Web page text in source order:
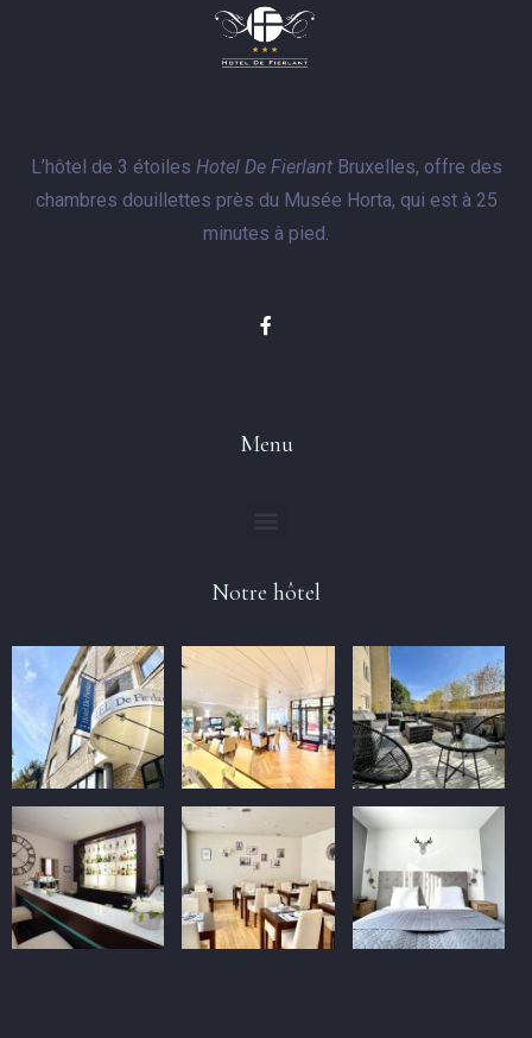
L’hôtel de 3 étoiles Hotel De FierlantBruxelles, offre des
chambres douillettes près du Musée Horta, qui est à 25
minutes à pied.
Menu
Notre hôtel